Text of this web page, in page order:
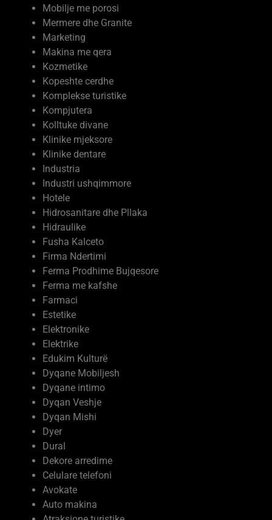
Mermere dhe Granite
Marketing
Makina me qera
Kozmetike
Kopeshte cerdhe
Komplekse turistike
Kompjutera
Kolltuke divane
Klinike mjeksore
Klinike dentare
Industria
Industri ushqimmore
Hotele
Hidrosanitare dhe Pllaka
Hidraulike
Fusha Kalceto
Firma Ndertimi
Ferma Prodhime Bujqesore
Ferma me kafshe
Farmaci
Estetike
Elektronike
Elektrike
Edukim Kulturë
Dyqane Mobiljesh
Dyqane intimo
Dyqan Veshje
Dyqan Mishi
Dyer
Dural
Dekore arredime
Celulare telefoni
Avokate
Auto makina
Atraksione turistike